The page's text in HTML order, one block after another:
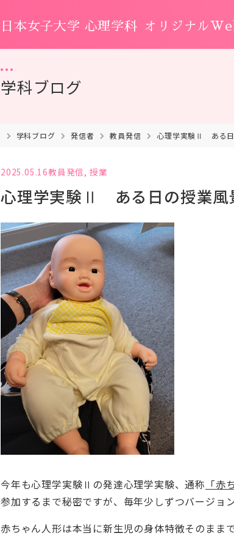
日本女子大学 心理学科 オリジナル
学科ブログ
学科ブログ 発信者 教員発信 心理学実験Ⅱ ある日
2025.05.16教員発信, 授業
心理学実験Ⅱ ある日の授業風
今年も心理学実験Ⅱの発達心理学実験、通称 「赤
参加するまで秘密ですが、毎年少しずつバージョ
赤ちゃん人形は本当に新生児の身体特徴そのまま